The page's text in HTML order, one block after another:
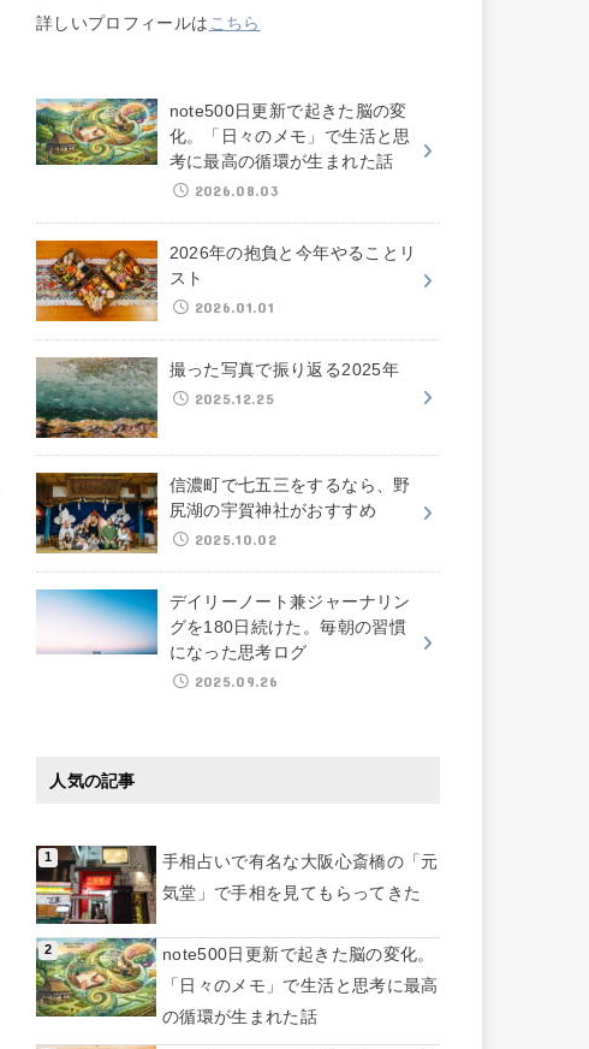
詳しいプロフィールは こちら
note500日更新で起きた脳の変
化。「日々のメモ」で生活と思
考に最高の循環が生まれた話
2026.08.03
2026年の抱負と今年やることリ
スト
2026.01.01
撮った写真で振り返る2025年
2025.12.25
信濃町で七五三をするなら、野
尻湖の宇賀神社がおすすめ
2025.10.02
デイリーノート兼ジャーナリン
グを180日続けた。毎朝の習慣
になった思考ログ
2025.09.26
人気の記事
手相占いで有名な大阪心斎橋の「元
気堂」で手相を見てもらってきた
note500日更新で起きた脳の変化。
「日々のメモ」で生活と思考に最高
の循環が生まれた話